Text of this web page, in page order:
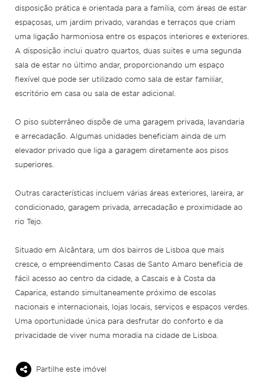
disposição prática e orientada para a família, com áreas de estar
espaçosas, um jardim privado, varandas e terraços que criam
uma ligação harmoniosa entre os espaços interiores e exteriores.
A disposição inclui quatro quartos, duas suites e uma segunda
sala de estar no último andar, proporcionando um espaço
flexível que pode ser utilizado como sala de estar familiar,
escritório em casa ou sala de estar adicional.
O piso subterrâneo dispõe de uma garagem privada, lavandaria
e arrecadação. Algumas unidades beneficiam ainda de um
elevador privado que liga a garagem diretamente aos pisos
superiores.
Outras características incluem várias áreas exteriores, lareira, ar
condicionado, garagem privada, arrecadação e proximidade ao
rio Tejo.
Situado em Alcântara, um dos bairros de Lisboa que mais
cresce, o empreendimento Casas de Santo Amaro beneficia de
fácil acesso ao centro da cidade, a Cascais e à Costa da
Caparica, estando simultaneamente próximo de escolas
nacionais e internacionais, lojas locais, serviços e espaços verdes.
Uma oportunidade única para desfrutar do conforto e da
privacidade de viver numa moradia na cidade de Lisboa.
Partilhe este imóvel